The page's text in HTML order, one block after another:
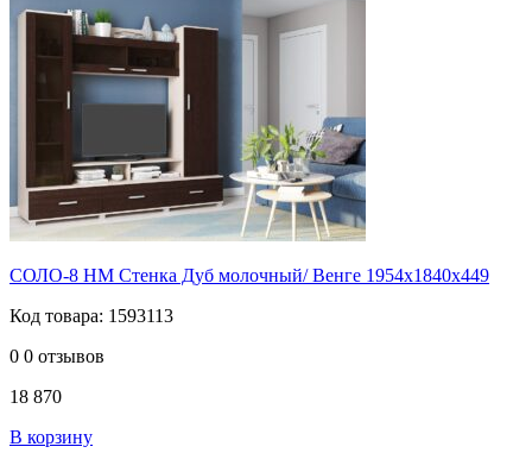
СОЛО-8 НМ Стенка Дуб молочный/ Венге 1954х1840х449
Код товара: 1593113
0 0 отзывов
18 870
В корзину